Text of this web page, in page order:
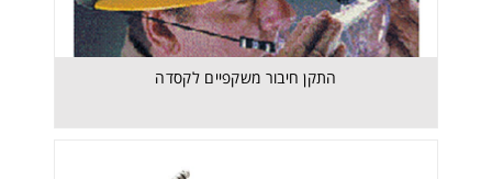
התקן חיבור משקפיים לקסדה